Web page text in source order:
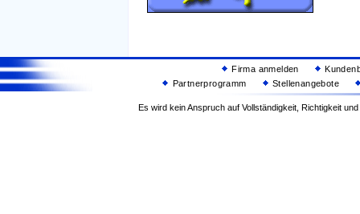
Firma anmelden
Partnerprogramm
Stellenangebote
Es wird kein Anspruch auf Vollständigkeit, Richtigkeit